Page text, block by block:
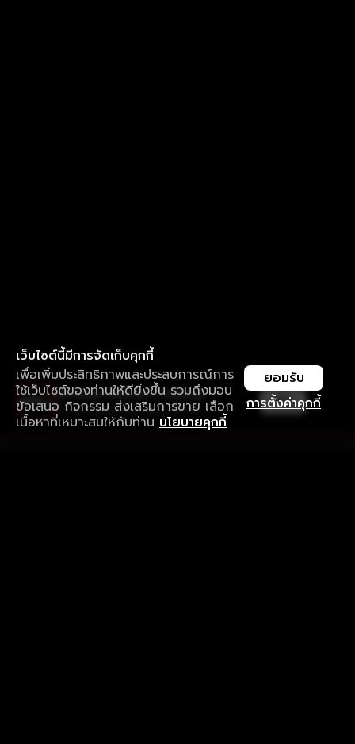
เว็บไซต์นี้มีการจัดเก็บคุกกี้
เพื่อเพิ่มประสิทธิภาพและประสบการณ์การ
ใช้เว็บไซต์ของท่านให้ดียิ่งขึ้น รวมถึงมอบ
ข้อเสนอ กิจกรรม ส่งเสริมการขาย เลือก
เนื้อหาที่เหมาะสมให้กับท่าน นโยบายคุกกี้
การตั้งค่าคุกกี้
ยอมรับ
ใช้งานแอป ลื่นไหลกว่า ไม่มีสะดุด
ดาวน์โหลดแอปเพื่อการรับชมที่ดีกว่า เปิด